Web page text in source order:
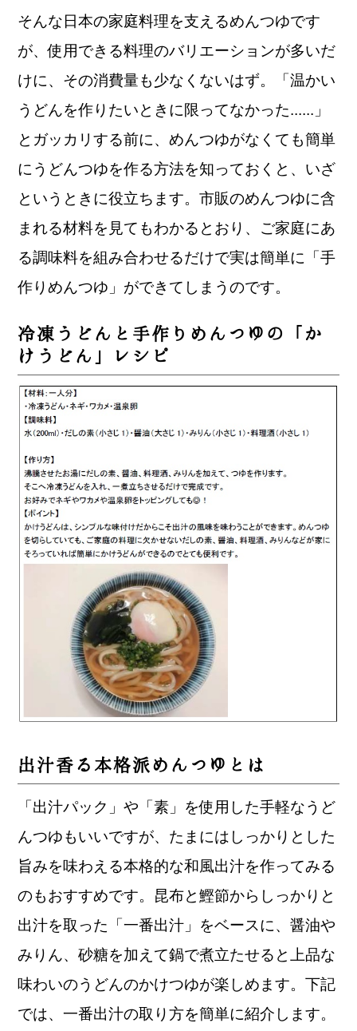
そんな日本の家庭料理を支えるめんつゆです
が、使用できる料理のバリエーションが多いだ
けに、その消費量も少なくないはず。「温かい
うどんを作りたいときに限ってなかった......」
とガッカリする前に、めんつゆがなくても簡単
にうどんつゆを作る方法を知っておくと、いざ
というときに役立ちます。市販のめんつゆに含
まれる材料を見てもわかるとおり、ご家庭にあ
る調味料を組み合わせるだけで実は簡単に「手
作りめんつゆ」ができてしまうのです。
冷凍うどんと手作りめんつゆの「か
けうどん」レシピ
出汁香る本格派めんつゆとは
「出汁パック」や「素」を使用した手軽なうど
んつゆもいいですが、たまにはしっかりとした
旨みを味わえる本格的な和風出汁を作ってみる
のもおすすめです。昆布と鰹節からしっかりと
出汁を取った「一番出汁」をベースに、醤油や
みりん、砂糖を加えて鍋で煮立たせると上品な
味わいのうどんのかけつゆが楽しめます。下記
では、一番出汁の取り方を簡単に紹介します。